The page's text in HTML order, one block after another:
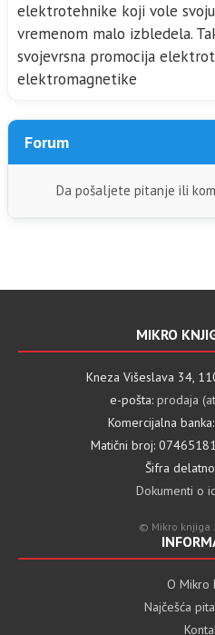
elektrotehnike koji vole
vremenom malo izbledela.
svojevrsna promocija
elektromagnetike
Forum
Da pošaljete pitanje ili
MIKRO
Kneza Višeslava 34,
e-pošta: prodaja
Komercijalna
Matični broj:
Šifra
Dokumenti o
© Mikro knjiga
O Mikro
Najčešća